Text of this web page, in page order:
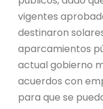
vigentes
destinaron
aparcamientos
actual gobierno
acuerdos con
para que se